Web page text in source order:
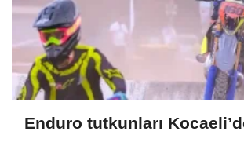
Enduro tutkunları